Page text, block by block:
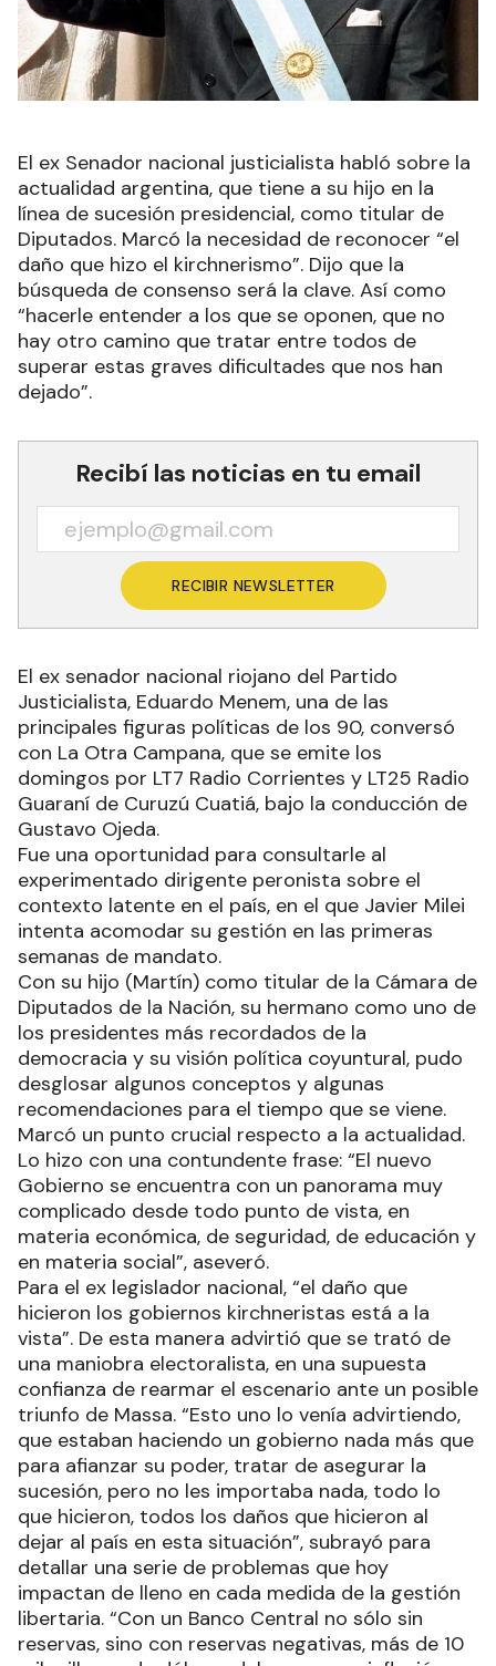
El ex Senador nacional justicialista habló sobre la
actualidad argentina, que tiene a su hijo en la
línea de sucesión presidencial, como titular de
Diputados. Marcó la necesidad de reconocer “el
daño que hizo el kirchnerismo”. Dijo que la
búsqueda de consenso será la clave. Así como
“hacerle entender a los que se oponen, que no
hay otro camino que tratar entre todos de
superar estas graves dificultades que nos han
dejado”.
Recibí las noticias en tu email
RECIBIR NEWSLETTER
El ex senador nacional riojano del Partido
Justicialista, Eduardo Menem, una de las
principales figuras políticas de los 90, conversó
con La Otra Campana, que se emite los
domingos por LT7 Radio Corrientes y LT25 Radio
Guaraní de Curuzú Cuatiá, bajo la conducción de
Gustavo Ojeda.
Fue una oportunidad para consultarle al
experimentado dirigente peronista sobre el
contexto latente en el país, en el que Javier Milei
intenta acomodar su gestión en las primeras
semanas de mandato.
Con su hijo (Martín) como titular de la Cámara de
Diputados de la Nación, su hermano como uno de
los presidentes más recordados de la
democracia y su visión política coyuntural, pudo
desglosar algunos conceptos y algunas
recomendaciones para el tiempo que se viene.
Marcó un punto crucial respecto a la actualidad.
Lo hizo con una contundente frase: “El nuevo
Gobierno se encuentra con un panorama muy
complicado desde todo punto de vista, en
materia económica, de seguridad, de educación y
en materia social”, aseveró.
Para el ex legislador nacional, “el daño que
hicieron los gobiernos kirchneristas está a la
vista”. De esta manera advirtió que se trató de
una maniobra electoralista, en una supuesta
confianza de rearmar el escenario ante un posible
triunfo de Massa. “Esto uno lo venía advirtiendo,
que estaban haciendo un gobierno nada más que
para afianzar su poder, tratar de asegurar la
sucesión, pero no les importaba nada, todo lo
que hicieron, todos los daños que hicieron al
dejar al país en esta situación”, subrayó para
detallar una serie de problemas que hoy
impactan de lleno en cada medida de la gestión
libertaria. “Con un Banco Central no sólo sin
reservas, sino con reservas negativas, más de 10